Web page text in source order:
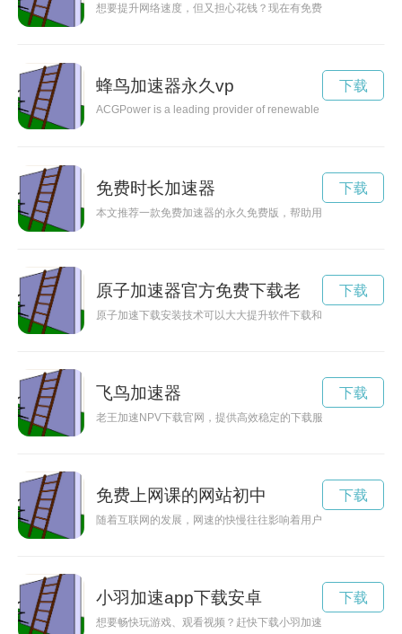
想要提升网络速度，但又担心花钱？现在有免费试用的加速器
蜂鸟加速器永久vp
ACGPower is a leading provider of renewable energy
下载
免费时长加速器
本文推荐一款免费加速器的永久免费版，帮助用户解决网络加速
下载
原子加速器官方免费下载老
原子加速下载安装技术可以大大提升软件下载和安装的速度，
下载
飞鸟加速器
老王加速NPV下载官网，提供高效稳定的下载服务，让用户快
下载
免费上网课的网站初中
随着互联网的发展，网速的快慢往往影响着用户的上网体验。
下载
小羽加速app下载安卓
想要畅快玩游戏、观看视频？赶快下载小羽加速器官方版，轻松
下载